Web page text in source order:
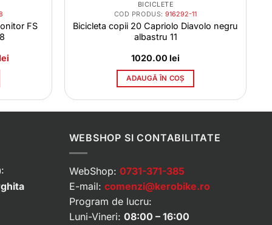
FS
Prețul
BICICLETE
COD PRODUS:916292-11
Bicicleta copii 20 Capriolo Diavolo negru
albastru 11
1020.00 lei
ADAUGĂ ÎN COȘ
WEBSHOP SI CONTABILITATE
WebShop: 0731-371-385
E-mail: comenzi@kerobike.ro
Program de lucru:
Luni-Vineri: 08:00 – 16:00